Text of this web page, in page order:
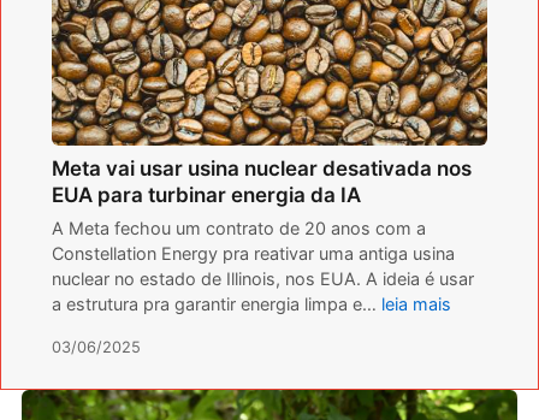
Meta vai usar usina nuclear desativada nos
EUA para turbinar energia da IA
A Meta fechou um contrato de 20 anos com a
Constellation Energy pra reativar uma antiga usina
nuclear no estado de Illinois, nos EUA. A ideia é usar
a estrutura pra garantir energia limpa e… leia mais
03/06/2025